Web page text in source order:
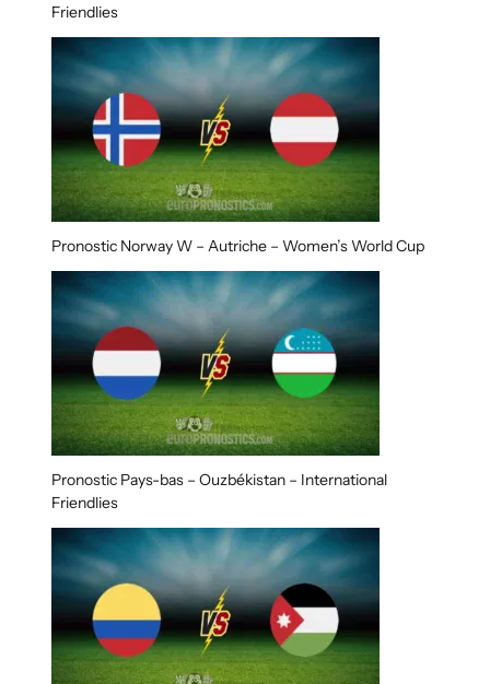
Friendlies
Pronostic Norway W – Autriche – Women’s World Cup
Pronostic Pays-bas – Ouzbékistan – International
Friendlies